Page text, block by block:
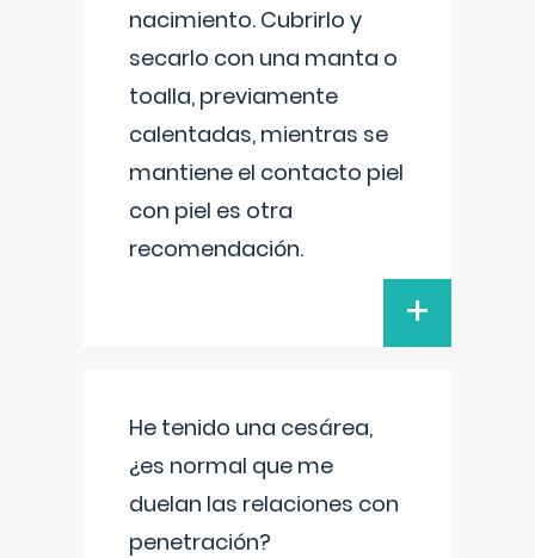
nacimiento. Cubrirlo y
secarlo con una manta o
toalla, previamente
calentadas, mientras se
mantiene el contacto piel
con piel es otra
recomendación.
+
He tenido una cesárea,
¿es normal que me
duelan las relaciones con
penetración?